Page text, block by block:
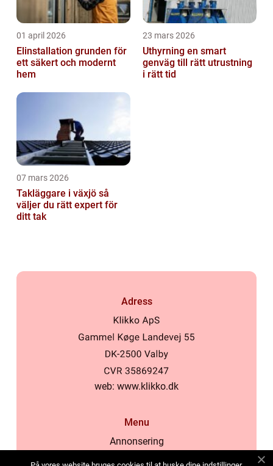
01 april 2026
Elinstallation grunden för
ett säkert och modernt
hem
23 mars 2026
Uthyrning en smart
genväg till rätt utrustning
i rätt tid
07 mars 2026
Takläggare i växjö så
väljer du rätt expert för
ditt tak
Adress
web: www.klikko.dk
Menu
Annonsering